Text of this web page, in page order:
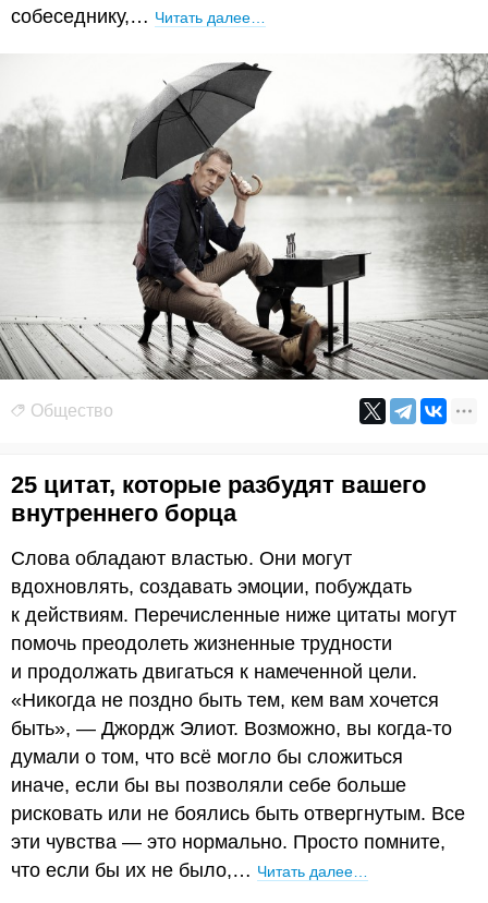
собеседнику,… Читать далее…
Общество
25 цитат, которые разбудят вашего
внутреннего борца
Слова обладают властью. Они могут
вдохновлять, создавать эмоции, побуждать
к действиям. Перечисленные ниже цитаты могут
помочь преодолеть жизненные трудности
и продолжать двигаться к намеченной цели.
«Никогда не поздно быть тем, кем вам хочется
быть», — Джордж Элиот. Возможно, вы когда-то
думали о том, что всё могло бы сложиться
иначе, если бы вы позволяли себе больше
рисковать или не боялись быть отвергнутым. Все
эти чувства — это нормально. Просто помните,
что если бы их не было,… Читать далее…